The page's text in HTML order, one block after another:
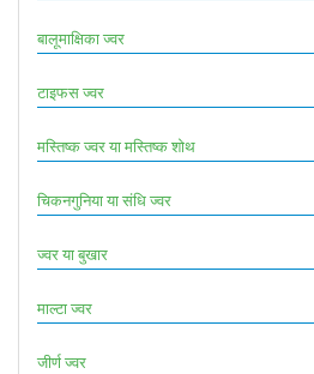
बालूमाक्षिका ज्वर
टाइफस ज्वर
मस्तिष्क ज्वर या मस्तिष्क शोथ
चिकनगुनिया या संधि ज्वर
ज्वर या बुखार
माल्टा ज्वर
जीर्ण ज्वर